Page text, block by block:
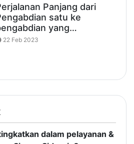
Panjang dari
satu ke
yang…
22 Feb 2023
dalam pelayanan &